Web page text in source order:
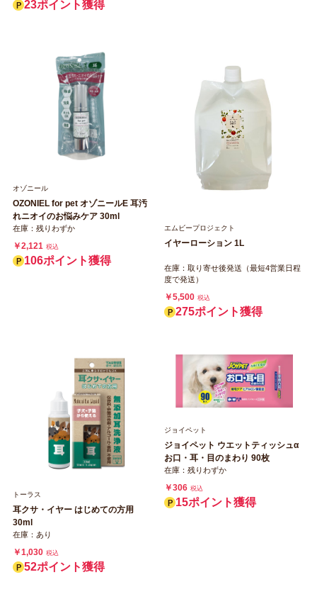
23ポイント獲得
オゾニール
OZONIEL for pet オゾニールE 耳汚
れニオイのお悩みケア 30ml
在庫：残りわずか
￥2,121 税込
106ポイント獲得
エムビープロジェクト
イヤーローション 1L
在庫：取り寄せ後発送（最短4営業日程
度で発送）
￥5,500 税込
275ポイント獲得
トーラス
耳クサ・イヤー はじめての方用
30ml
在庫：あり
￥1,030 税込
52ポイント獲得
ジョイペット
ジョイペット ウエットティッシュα
お口・耳・目のまわり 90枚
在庫：残りわずか
￥306 税込
15ポイント獲得